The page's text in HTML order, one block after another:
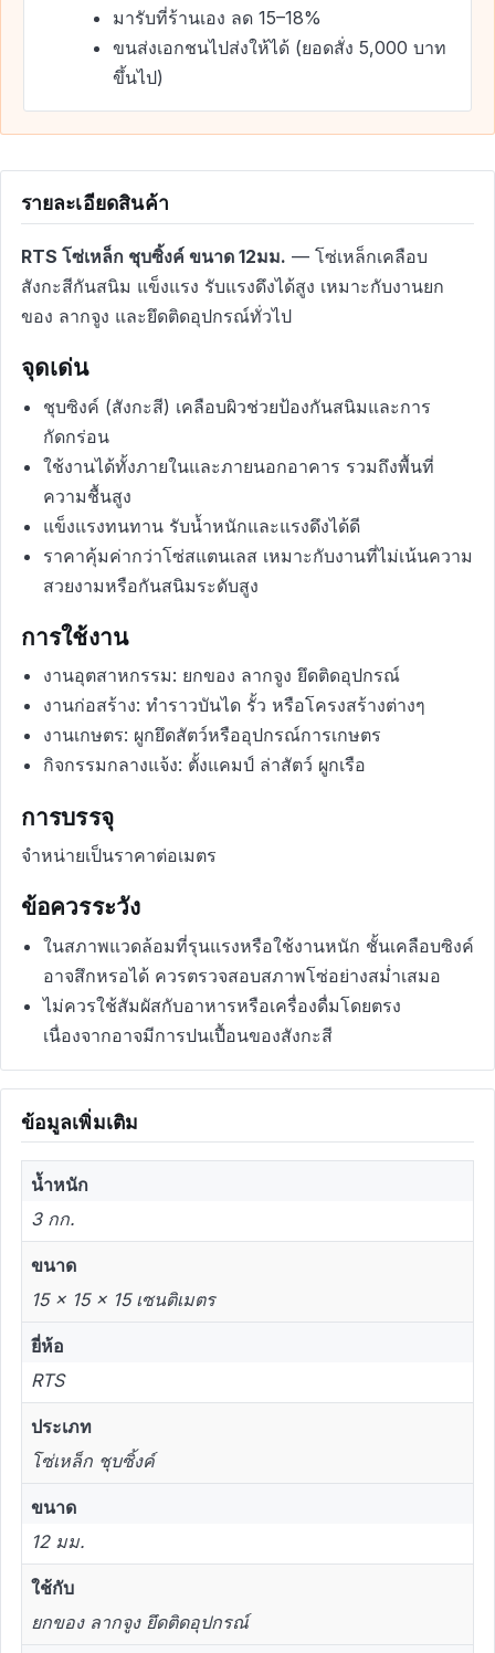
มารับที่ร้านเอง ลด 15–18%
ขนส่งเอกชนไปส่งให้ได้ (ยอดสั่ง 5,000 บาท
ขึ้นไป)
รายละเอียดสินค้า
RTS โซ่เหล็ก ชุบซิ้งค์ ขนาด 12มม. — โซ่เหล็กเคลือบ
สังกะสีกันสนิม แข็งแรง รับแรงดึงได้สูง เหมาะกับงานยก
ของ ลากจูง และยึดติดอุปกรณ์ทั่วไป
จุดเด่น
ชุบซิงค์ (สังกะสี) เคลือบผิวช่วยป้องกันสนิมและการ
กัดกร่อน
ใช้งานได้ทั้งภายในและภายนอกอาคาร รวมถึงพื้นที่
ความชื้นสูง
แข็งแรงทนทาน รับน้ำหนักและแรงดึงได้ดี
ราคาคุ้มค่ากว่าโซ่สแตนเลส เหมาะกับงานที่ไม่เน้นความ
สวยงามหรือกันสนิมระดับสูง
การใช้งาน
งานอุตสาหกรรม: ยกของ ลากจูง ยึดติดอุปกรณ์
งานก่อสร้าง: ทำราวบันได รั้ว หรือโครงสร้างต่างๆ
งานเกษตร: ผูกยึดสัตว์หรืออุปกรณ์การเกษตร
กิจกรรมกลางแจ้ง: ตั้งแคมป์ ล่าสัตว์ ผูกเรือ
การบรรจุ
จำหน่ายเป็นราคาต่อเมตร
ข้อควรระวัง
ในสภาพแวดล้อมที่รุนแรงหรือใช้งานหนัก ชั้นเคลือบซิงค์
อาจสึกหรอได้ ควรตรวจสอบสภาพโซ่อย่างสม่ำเสมอ
ไม่ควรใช้สัมผัสกับอาหารหรือเครื่องดื่มโดยตรง
เนื่องจากอาจมีการปนเปื้อนของสังกะสี
ข้อมูลเพิ่มเติม
น้ำหนัก
3 กก.
ขนาด
15 × 15 × 15 เซนติเมตร
ยี่ห้อ
RTS
ประเภท
โซ่เหล็ก ชุบซิ้งค์
ขนาด
12 มม.
ใช้กับ
ยกของ ลากจูง ยึดติดอุปกรณ์